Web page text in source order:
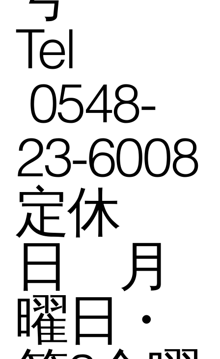
Tel
0548-
23-6008
定休
日 月
曜日・